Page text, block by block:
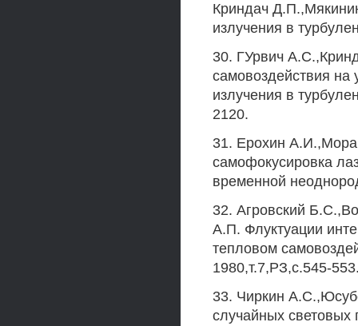
Криндач
излучения в
30. ГУрвич
самовоздействия на
излучения в
2120.
31. Ерохин
самофокусировка
временной
32. Агровский
А.П. Флуктуации
тепловом
1980,т.7,РЗ,с.545-
33. Чиркин
случайных световых